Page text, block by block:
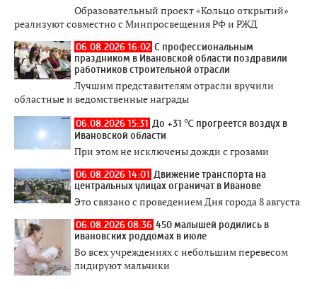
Образовательный проект «Кольцо открытий»
реализуют совместно с Минпросвещения РФ и РЖД
06.08.2026 16:02 С профессиональным
праздником в Ивановской области поздравили
работников строительной отрасли
Лучшим представителям отрасли вручили
областные и ведомственные награды
06.08.2026 15:31 До +31 ℃ прогреется воздух в
Ивановской области
При этом не исключены дожди с грозами
06.08.2026 14:01 Движение транспорта на
центральных улицах ограничат в Иванове
Это связано с проведением Дня города 8 августа
06.08.2026 08:36 450 малышей родились в
ивановских роддомах в июле
Во всех учреждениях с небольшим перевесом
лидируют мальчики